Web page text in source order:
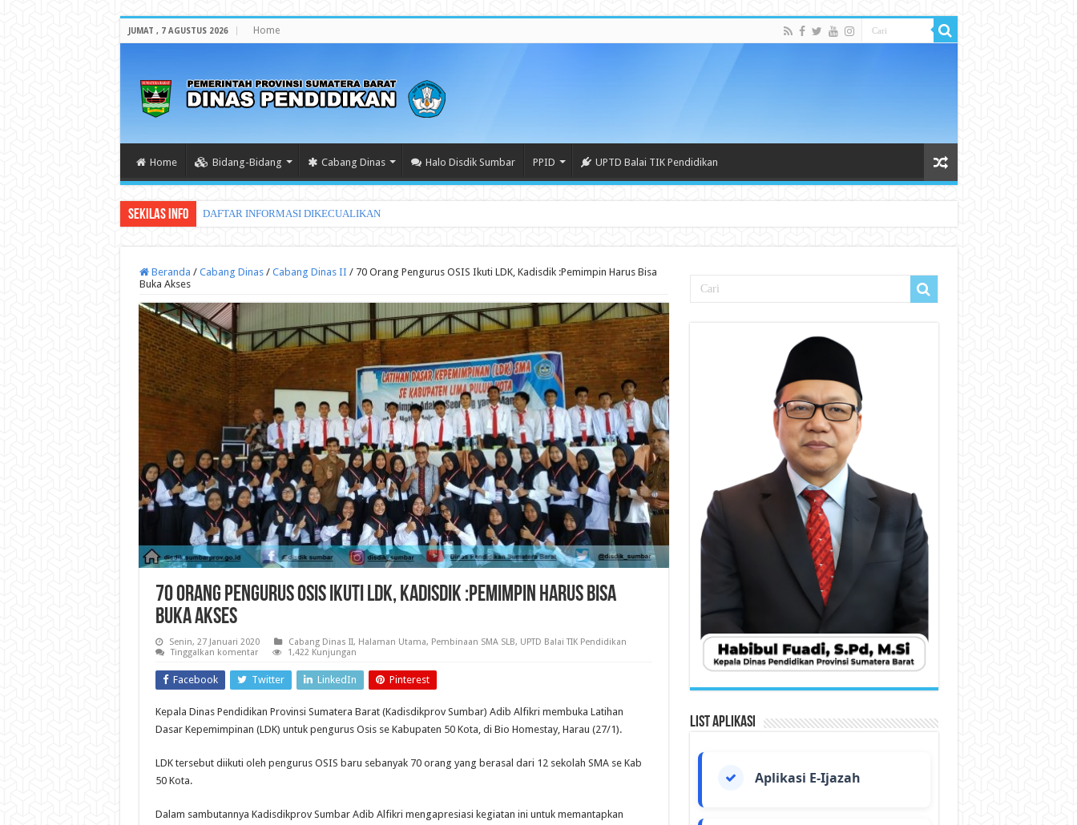
JUMAT , 7 AGUSTUS 2026 Home
Home Bidang-Bidang Cabang Dinas Halo Disdik Sumbar PPID UPTD Balai TIK Pendidikan
Sekilas Info DAFTAR INFORMASI DIKECUALIKAN
Beranda / Cabang Dinas / Cabang Dinas II / 70 Orang Pengurus OSIS Ikuti LDK, Kadisdik :Pemimpin Harus Bisa
Buka Akses
70 Orang Pengurus OSIS Ikuti LDK, Kadisdik :Pemimpin Harus Bisa
Buka Akses
Senin, 27 Januari 2020 Cabang Dinas II, Halaman Utama, Pembinaan SMA SLB, UPTD Balai TIK Pendidikan
Tinggalkan komentar
1,422 Kunjungan
Facebook Twitter LinkedIn Pinterest
Kepala Dinas Pendidikan Provinsi Sumatera Barat (Kadisdikprov Sumbar) Adib Alfikri membuka Latihan
Dasar Kepemimpinan (LDK) untuk pengurus Osis se Kabupaten 50 Kota, di Bio Homestay, Harau (27/1).
LDK tersebut diikuti oleh pengurus OSIS baru sebanyak 70 orang yang berasal dari 12 sekolah SMA se Kab
50 Kota.
Dalam sambutannya Kadisdikprov Sumbar Adib Alfikri mengapresiasi kegiatan ini untuk memantapkan
List Aplikasi
Aplikasi E-Ijazah